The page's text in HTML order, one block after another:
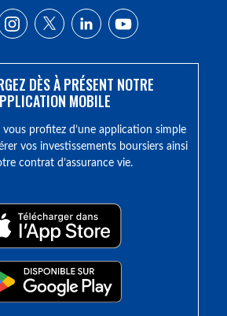
DÈS À PRÉSENT NOTRE
MOBILE
vous profitez d’une application simple
vos investissements boursiers ainsi
contrat d’assurance vie.